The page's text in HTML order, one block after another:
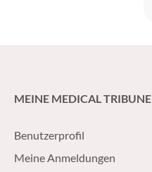
MEINE MEDICAL TRIBUNE
Benutzerprofil
Meine Anmeldungen